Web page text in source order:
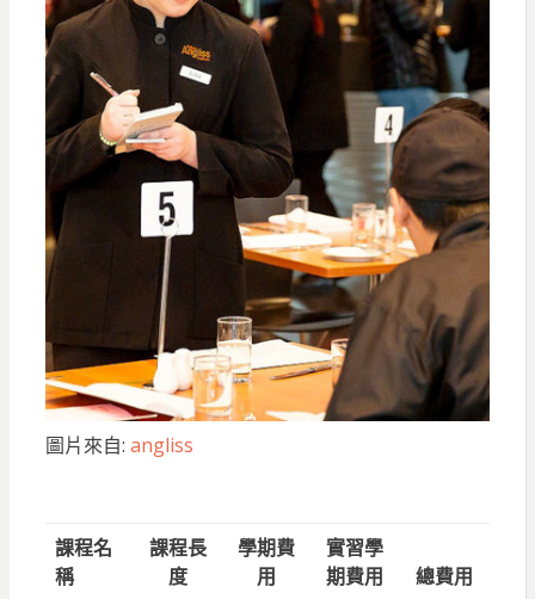
圖片來自: angliss
課程名
稱
課程長
度
學期費
用
實習學
期費用
總費用